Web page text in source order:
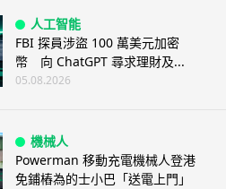
人工智能
FBI 探員涉盜 100 萬美元加密
幣 向 ChatGPT 尋求理財及...
05.08.2026
機械人
Powerman 移動充電機械人登港
免鋪樁為的士小巴「送電上門」